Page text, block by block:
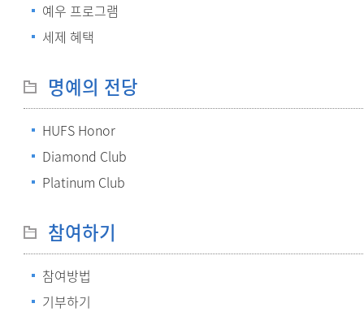
예우 프로그램
세제 혜택
명예의 전당
HUFS Honor
Diamond Club
Platinum Club
참여하기
참여방법
기부하기